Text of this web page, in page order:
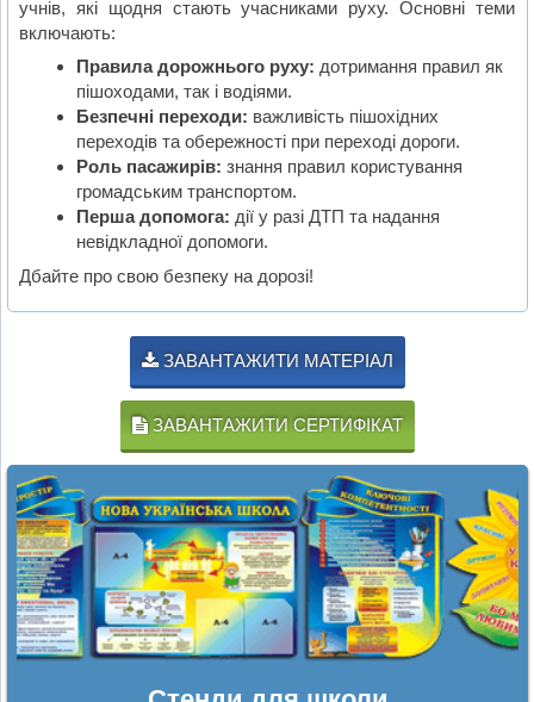
учнів, які щодня стають учасниками руху. Основні теми
включають:
Правила дорожнього руху: дотримання правил як
пішоходами, так і водіями.
Безпечні переходи: важливість пішохідних
переходів та обережності при переході дороги.
Роль пасажирів: знання правил користування
громадським транспортом.
Перша допомога: дії у разі ДТП та надання
невідкладної допомоги.
Дбайте про свою безпеку на дорозі!
ЗАВАНТАЖИТИ МАТЕРІАЛ
ЗАВАНТАЖИТИ СЕРТИФІКАТ